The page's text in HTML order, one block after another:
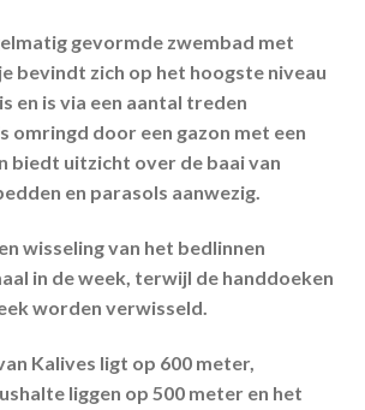
gevormde zwembad met
bevindt zich op het hoogste niveau
en is via een aantal treden
omringd door een gazon met een
biedt uitzicht over de baai van
en parasols aanwezig.
wisseling van het bedlinnen
in de week, terwijl de handdoeken
worden verwisseld.
Kalives ligt op 600 meter,
liggen op 500 meter en het